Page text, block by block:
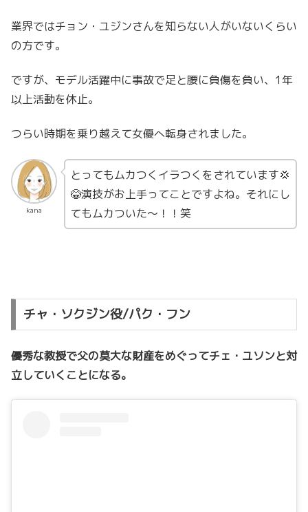
業界ではチョン・ユジンさんを知らない人がいないくらい
の方です。
ですが、モデル活躍中に事故で足と腰に負傷を負い、1年
以上活動を休止。
つらい時期を乗り越えて女優へ転身されました。
kana
とってもムカつくイラつくをされています💢
😂演技がお上手ってことですよね。それにし
てもムカついた〜！！笑
チャ・ソクジン役/パク・フン
優秀な教授で父の莫大な財産をめぐってチェ・ユソンと対
立していくことになる。